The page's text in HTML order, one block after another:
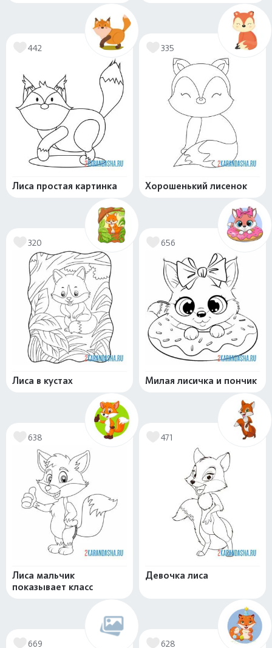
442
Лиса простая картинка
335
Хорошенький лисенок
320
Лиса в кустах
656
Милая лисичка и пончик
638
Лиса мальчик
показывает класс
471
Девочка лиса
669 628